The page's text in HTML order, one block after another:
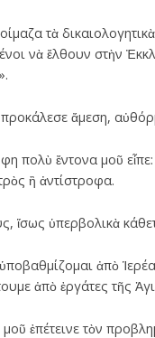
τὰ
νὰ ἔλθουν στὴν
ἄμεση,
πολὺ ἔντονα μοῦ
ἢ ἀντίστροφα.
ἴσως ὑπερβολικὰ
ἀπὸ
ἀπὸ ἐργάτες τῆς
μοῦ ἐπέτεινε τὸν